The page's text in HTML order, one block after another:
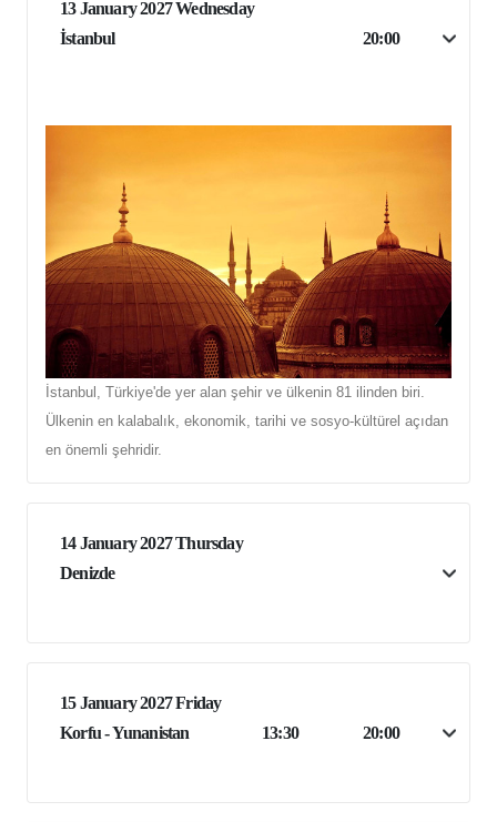
13 January 2027 Wednesday
İstanbul
20:00
İstanbul, Türkiye'de yer alan şehir ve ülkenin 81 ilinden biri.
Ülkenin en kalabalık, ekonomik, tarihi ve sosyo-kültürel açıdan
en önemli şehridir.
14 January 2027 Thursday
Denizde
15 January 2027 Friday
Korfu - Yunanistan
13:30 20:00